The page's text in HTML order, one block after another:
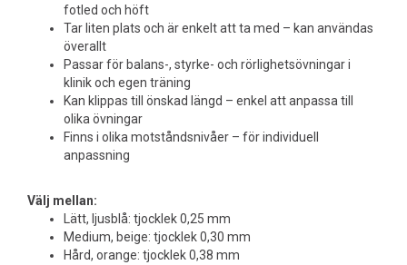
fotled och höft
Tar liten plats och är enkelt att ta med – kan användas
överallt
Passar för balans-, styrke- och rörlighetsövningar i
klinik och egen träning
Kan klippas till önskad längd – enkel att anpassa till
olika övningar
Finns i olika motståndsnivåer – för individuell
anpassning
Välj mellan:
Lätt, ljusblå: tjocklek 0,25 mm
Medium, beige: tjocklek 0,30 mm
Hård, orange: tjocklek 0,38 mm